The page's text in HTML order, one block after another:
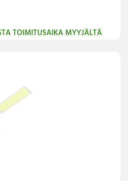
TOIMITUSAIKA MYYJÄLTÄ